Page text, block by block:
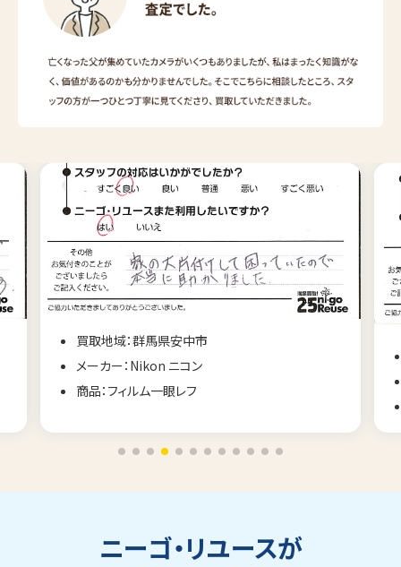
メーカー：FUJI フジ
ニーゴ・リユースが